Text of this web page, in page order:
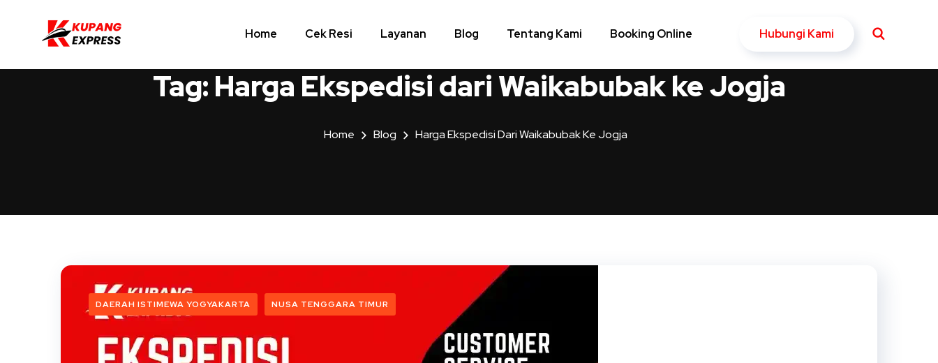
Home Cek Resi Layanan Blog Tentang Kami Booking Online Hubungi Kami
Tag: Harga Ekspedisi dari Waikabubak ke Jogja
Home Blog Harga Ekspedisi Dari Waikabubak Ke Jogja
DAERAH ISTIMEWA YOGYAKARTA NUSA TENGGARA TIMUR